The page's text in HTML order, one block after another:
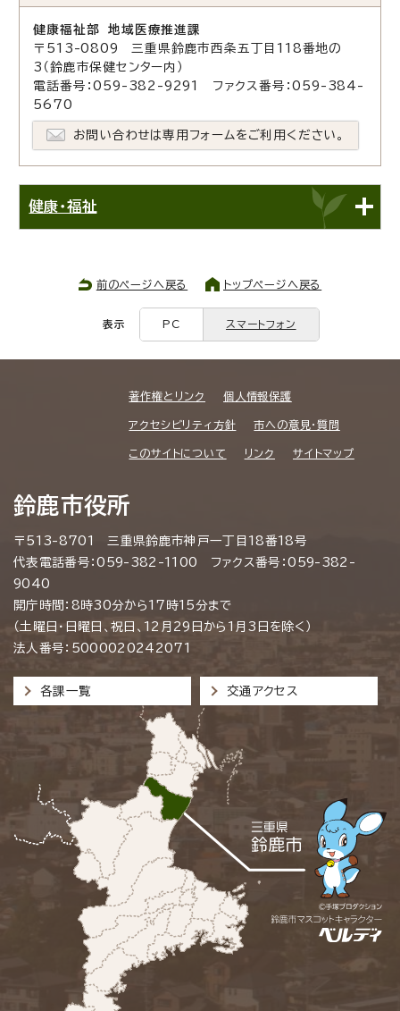
健康福祉部 地域医療推進課
〒513-0809 三重県鈴鹿市西条五丁目118番地の
3（鈴鹿市保健センター内）
電話番号：059-382-9291 ファクス番号：059-384-
5670
お問い合わせは専用フォームをご利用ください。
健康・福祉
前のページへ戻る トップページへ戻る
表示 PC スマートフォン
著作権とリンク 個人情報保護
アクセシビリティ方針 市への意見・質問
このサイトについて リンク サイトマップ
鈴鹿市役所
〒513-8701 三重県鈴鹿市神戸一丁目18番18号
代表電話番号：059-382-1100 ファクス番号：059-382-
9040
開庁時間：8時30分から17時15分まで
（土曜日・日曜日、祝日、12月29日から1月3日を除く）
法人番号：5000020242071
各課一覧 交通アクセス